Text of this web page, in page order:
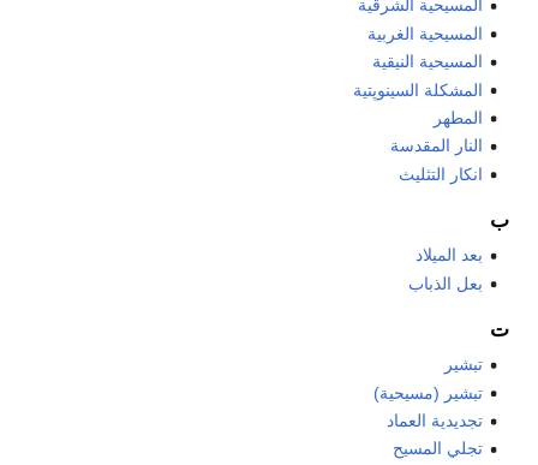
المسيحية الشرقية
المسيحية الغربية
المسيحية النيقية
المشكلة السينوپتية
المطهر
النار المقدسة
انكار التثليث
ب
بعد الميلاد
بعل الذباب
ت
تبشير
تبشير (مسيحية)
تجديدية العماد
تجلي المسيح